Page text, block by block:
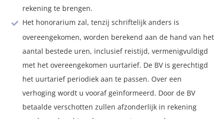
rekening te brengen.
Het honorarium zal, tenzij schriftelijk anders is
overeengekomen, worden berekend aan de hand van het
aantal bestede uren, inclusief reistijd, vermenigvuldigd
met het overeengekomen uurtarief. De BV is gerechtigd
het uurtarief periodiek aan te passen. Over een
verhoging wordt u vooraf geïnformeerd. Door de BV
betaalde verschotten zullen afzonderlijk in rekening